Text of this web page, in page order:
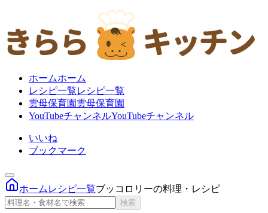
ホームホーム
レシピ一覧レシピ一覧
雲母保育園 雲母保育園
YouTubeチャンネルYouTubeチャンネル
いいね
ブックマーク
ホーム レシピ一覧ブッコロリーの料理・レシピ
検索